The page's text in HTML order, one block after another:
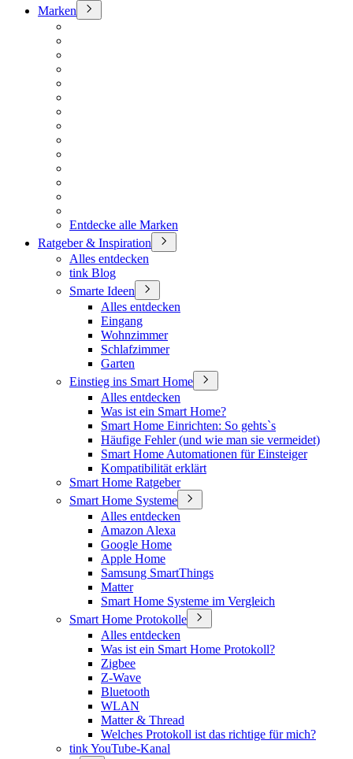
Marken
Entdecke alle Marken
Ratgeber & Inspiration
Alles entdecken
tink Blog
Smarte Ideen
Alles entdecken
Eingang
Wohnzimmer
Schlafzimmer
Garten
Einstieg ins Smart Home
Alles entdecken
Was ist ein Smart Home?
Smart Home Einrichten: So gehts`s
Häufige Fehler (und wie man sie vermeidet)
Smart Home Automationen für Einsteiger
Kompatibilität erklärt
Smart Home Ratgeber
Smart Home Systeme
Alles entdecken
Amazon Alexa
Google Home
Apple Home
Samsung SmartThings
Matter
Smart Home Systeme im Vergleich
Smart Home Protokolle
Alles entdecken
Was ist ein Smart Home Protokoll?
Zigbee
Z-Wave
Bluetooth
WLAN
Matter & Thread
Welches Protokoll ist das richtige für mich?
tink YouTube-Kanal